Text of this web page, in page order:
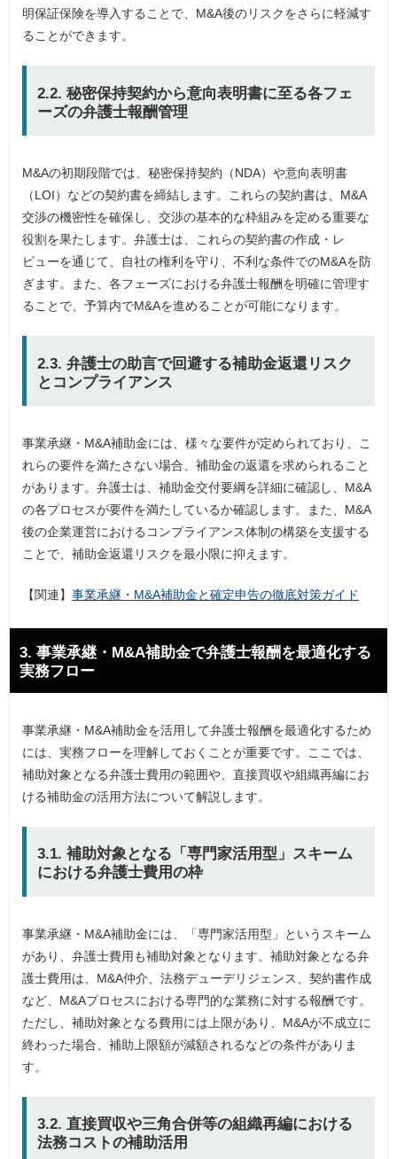
明保証保険を導入することで、M&A後のリスクをさらに軽減す
ることができます。
2.2. 秘密保持契約から意向表明書に至る各フェ
ーズの弁護士報酬管理
M&Aの初期段階では、秘密保持契約（NDA）や意向表明書
（LOI）などの契約書を締結します。これらの契約書は、M&A
交渉の機密性を確保し、交渉の基本的な枠組みを定める重要な
役割を果たします。弁護士は、これらの契約書の作成・レ
ビューを通じて、自社の権利を守り、不利な条件でのM&Aを防
ぎます。また、各フェーズにおける弁護士報酬を明確に管理す
ることで、予算内でM&Aを進めることが可能になります。
2.3. 弁護士の助言で回避する補助金返還リスク
とコンプライアンス
事業承継・M&A補助金には、様々な要件が定められており、こ
れらの要件を満たさない場合、補助金の返還を求められること
があります。弁護士は、補助金交付要綱を詳細に確認し、M&A
の各プロセスが要件を満たしているか確認します。また、M&A
後の企業運営におけるコンプライアンス体制の構築を支援する
ことで、補助金返還リスクを最小限に抑えます。
【関連】事業承継・M&A補助金と確定申告の徹底対策ガイド
3. 事業承継・M&A補助金で弁護士報酬を最適化する
実務フロー
事業承継・M&A補助金を活用して弁護士報酬を最適化するため
には、実務フローを理解しておくことが重要です。ここでは、
補助対象となる弁護士費用の範囲や、直接買収や組織再編にお
ける補助金の活用方法について解説します。
3.1. 補助対象となる「専門家活用型」スキーム
における弁護士費用の枠
事業承継・M&A補助金には、「専門家活用型」というスキーム
があり、弁護士費用も補助対象となります。補助対象となる弁
護士費用は、M&A仲介、法務デューデリジェンス、契約書作成
など、M&Aプロセスにおける専門的な業務に対する報酬です。
ただし、補助対象となる費用には上限があり、M&Aが不成立に
終わった場合、補助上限額が減額されるなどの条件がありま
す。
3.2. 直接買収や三角合併等の組織再編における
法務コストの補助活用